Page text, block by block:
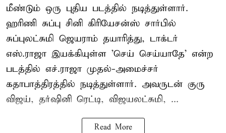
மீண்டும் ஒரு புதிய படத்தில் நடித்துள்ளார்.
ஹரிணி சுப்பு சினி கிரியேசன்ஸ் சார்பில்
சுப்புலட்சுமி ஜெயராம் தயாரித்து, டாக்டர்
எஸ்.ராஜா இயக்கியுள்ள 'செய் செய்யாதே' என்ற
படத்தில் எச்.ராஜா முதல்-அமைச்சர்
கதாபாத்திரத்தில் நடித்துள்ளார். அவருடன் குரு
விஜய், தர்ஷினி ரெட்டி, விஜயலட்சுமி, ...
Read More